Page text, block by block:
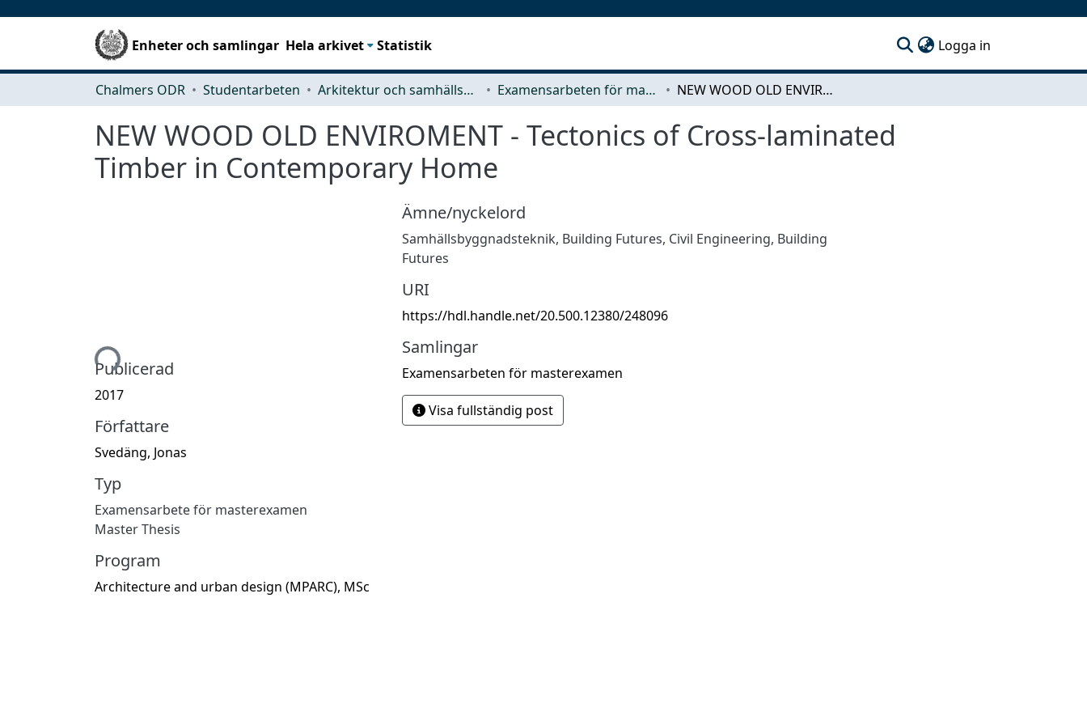
Enheter och samlingar Hela arkivet Statistik Logga in
Chalmers ODR Studentarbeten Arkitektur och samhällsbyggnadsteknik (ACE) Examensarbeten för masterexamen NEW WOOD OLD ENVIROMENT - Tectonics of Cross-laminated Timber in Contemporary Home
NEW WOOD OLD ENVIROMENT - Tectonics of Cross-laminated
Timber in Contemporary Home
Hämtar...
Publicerad
2017
Författare
Svedäng, Jonas
Typ
Examensarbete för masterexamen
Master Thesis
Program
Architecture and urban design (MPARC), MSc
Ämne/nyckelord
Samhällsbyggnadsteknik, Building Futures, Civil Engineering, Building
Futures
URI
https://hdl.handle.net/20.500.12380/248096
Samlingar
Examensarbeten för masterexamen
Visa fullständig post